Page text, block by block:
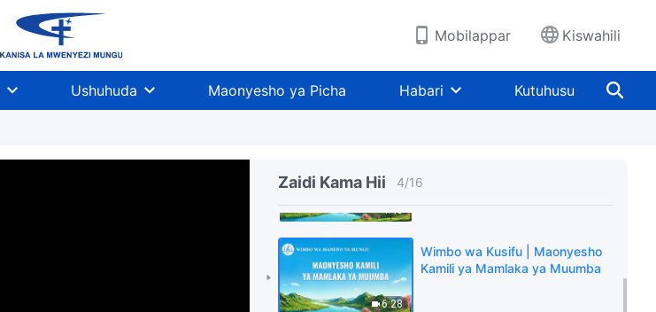
Mobilappar Kiswahili
Ushuhuda Maonyesho ya Picha Habari Kutuhusu
Zaidi Kama Hii 4/16
Kumwokoa Binadamu
4:46
6:28
Wimbo wa Kusifu | Maonyesho
Kamili ya Mamlaka ya Muumba